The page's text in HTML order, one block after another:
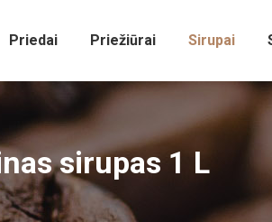
Priedai Priežiūrai Sirupai
sirupas 1 L